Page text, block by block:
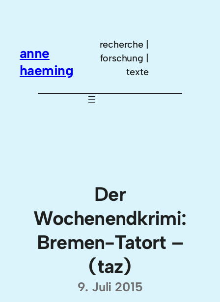
anne
haeming
recherche |
forschung |
texte
Der
Wochenendkrimi:
Bremen-Tatort –
(taz)
9. Juli 2015